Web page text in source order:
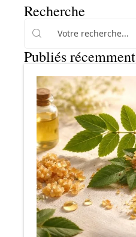
Recherche
Publiés récemment